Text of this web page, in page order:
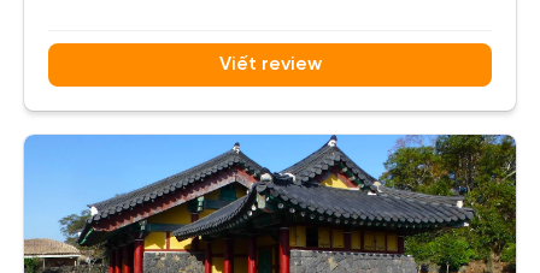
Viết review